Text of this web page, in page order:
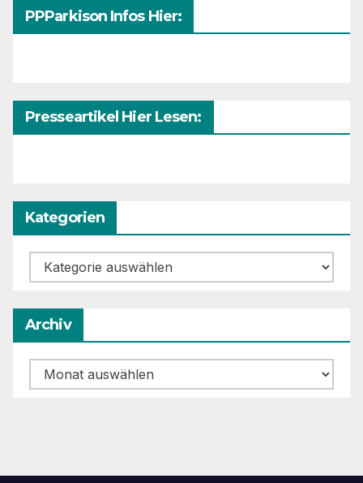
PPParkison Infos Hier:
Presseartikel Hier Lesen:
Kategorien
Kategorien
Archiv
Archiv